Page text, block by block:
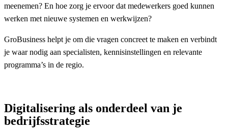
meenemen? En hoe zorg je ervoor dat medewerkers goed kunnen
werken met nieuwe systemen en werkwijzen?
GroBusiness helpt je om die vragen concreet te maken en verbindt
je waar nodig aan specialisten, kennisinstellingen en relevante
programma’s in de regio.
Digitalisering als onderdeel van je
bedrijfsstrategie